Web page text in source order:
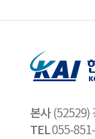
본사 (52529)
TEL055-